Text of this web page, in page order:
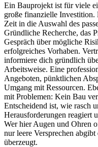
Ein Bauprojekt ist für viele
große finanzielle Investition.
Zeit in die Auswahl des
Gründliche Recherche, das
Gespräch über mögliche
erfolgreiches Vorhaben.
informiere dich gründlich
Arbeitsweise. Eine
Angeboten, pünktlichen
Umgang mit Ressourcen.
mit Problemen: Kein Bau
Entscheidend ist, wie rasch
Herausforderungen reagiert
Wer hier Augen und Ohren
nur leere Versprechen
überzeugt.